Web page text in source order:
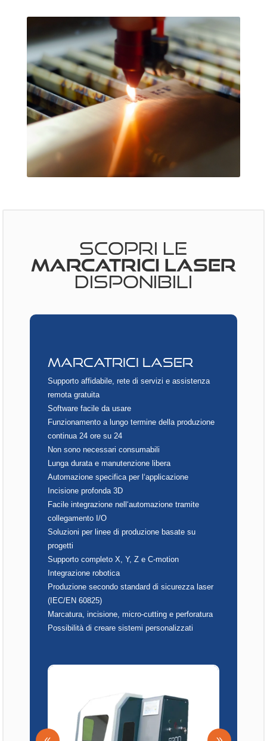
SCOPRI LE
MARCATRICI LASER
DISPONIBILI
MARCATRICI LASER
Supporto affidabile, rete di servizi e assistenza
remota gratuita
Software facile da usare
Funzionamento a lungo termine della produzione
continua 24 ore su 24
Non sono necessari consumabili
Lunga durata e manutenzione libera
Automazione specifica per l‘applicazione
Incisione profonda 3D
Facile integrazione nell‘automazione tramite
collegamento I/O
Soluzioni per linee di produzione basate su
progetti
Supporto completo X, Y, Z e C-motion
Integrazione robotica
Produzione secondo standard di sicurezza laser
(IEC/EN 60825)
Marcatura, incisione, micro-cutting e perforatura
Possibilità di creare sistemi personalizzati